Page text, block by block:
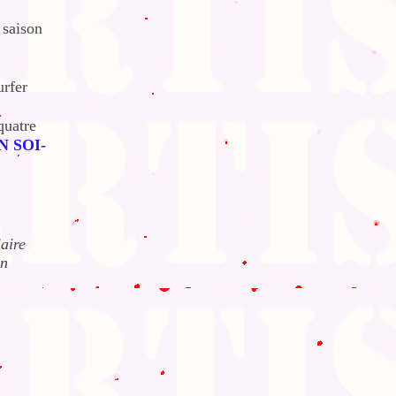
SOI-